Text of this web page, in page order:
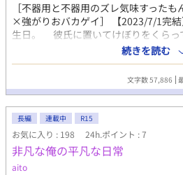
［不器用と不器用のズレ気味すった
×強がりおバカゲイ］ 【2023/7/1完
生日。 彼氏に置いてけぼりをくらっ
に、真顔で「好きです。付き合ってく
に絡まれました。 しかもこいつ──
じ 生まれてこの方〝他に好きな人
フラれるゲイの大学生──夢目乃 朝
ていた朝五の前に現れたのは、謎の
太。 「俺を朝五の恋人にしてほしいん
いるから」 「それじゃあ、カレシと別
束だよ、朝五」 彼氏と破局直後のア
に自分と付き合ってるよね」とか真顔
続きを読む
文字数 57,886
長編 連載中 R15
お気に入り : 198 24h.ポイント : 7
非凡な俺の平凡な日常
aito